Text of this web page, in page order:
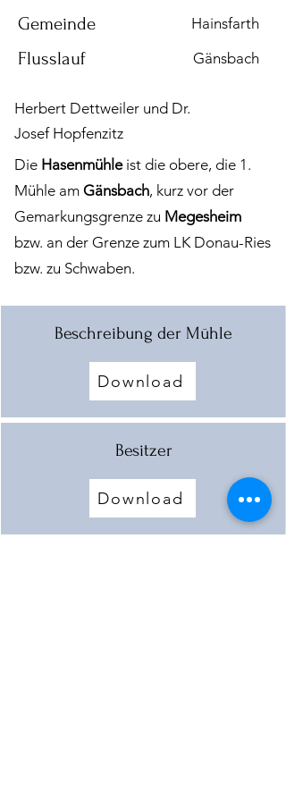
Hainsfarth
Gemeinde
Gänsbach
Flusslauf
Herbert Dettweiler und Dr.
Josef Hopfenzitz
Die Hasenmühleist die obere, die 1.
Mühle am Gänsbach, kurz vor der
Gemarkungsgrenze zu Megesheim
bzw. an der Grenze zum LK Donau-Ries
bzw. zu Schwaben.
Beschreibung der Mühle
Download
Besitzer
Download